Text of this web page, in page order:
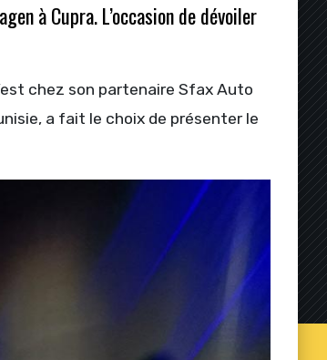
à Cupra. L’occasion de dévoiler
chez son partenaire Sfax Auto
a fait le choix de présenter le